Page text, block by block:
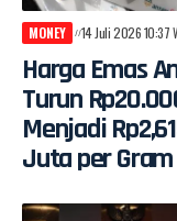
MONEY 14 Juli 2026 10:37
Harga Emas
Turun
Menjadi
Juta per Gram